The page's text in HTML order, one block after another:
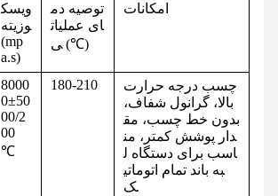
ویسک
وزیته
(mp
a.s)
توصیه دم
ای عملیات
ی (℃)
امکانات
8000
0±50
00/2
00
℃
180-210
چسب درجه حرارت
بالا، گرانول شفاف،
بدون خط چسب، مق
دار پوشش کمتر، من
اسب برای دستگاه ل
به باند تمام اتوماتی
ک.